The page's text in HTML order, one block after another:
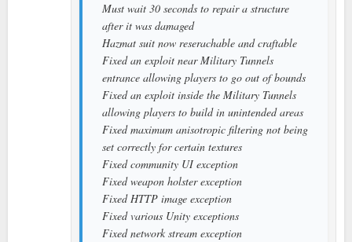
Must wait 30 seconds to repair a structure
after it was damaged
Hazmat suit now reserachable and craftable
Fixed an exploit near Military Tunnels
entrance allowing players to go out of bounds
Fixed an exploit inside the Military Tunnels
allowing players to build in unintended areas
Fixed maximum anisotropic filtering not being
set correctly for certain textures
Fixed community UI exception
Fixed weapon holster exception
Fixed HTTP image exception
Fixed various Unity exceptions
Fixed network stream exception